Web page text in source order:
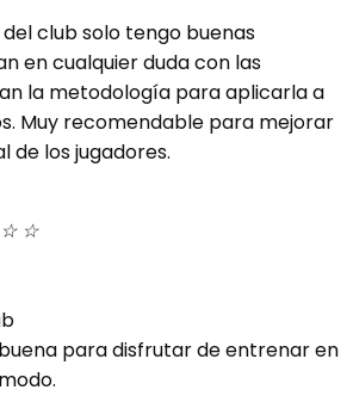
club solo tengo buenas
en cualquier duda con las
la metodología para aplicarla a
Muy recomendable para mejorar
de los jugadores.
☆ ☆
para disfrutar de entrenar en